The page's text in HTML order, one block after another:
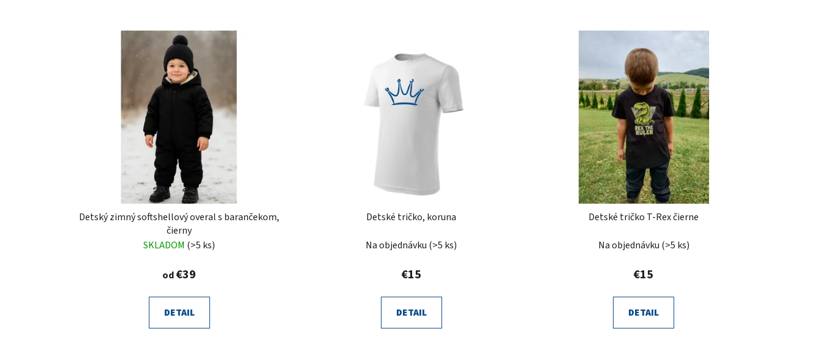
Detský zimný softshellový overal s barančekom,
čierny
SKLADOM (>5 ks)
od€39
DETAIL
Detské tričko, koruna
Na objednávku (>5 ks)
€15
DETAIL
Detské tričko T-Rex čierne
Na objednávku (>5 ks)
€15
DETAIL